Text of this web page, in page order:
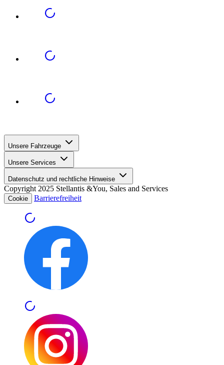
Unsere Fahrzeuge
Unsere Services
Datenschutz und rechtliche Hinweise
Copyright 2025 Stellantis &You, Sales and Services
Cookie Barrierefreiheit